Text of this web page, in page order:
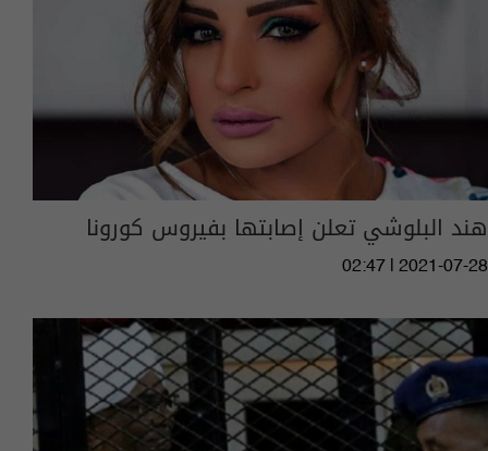
هند البلوشي تعلن إصابتها بفيروس كورونا
02:47 | 2021-07-28